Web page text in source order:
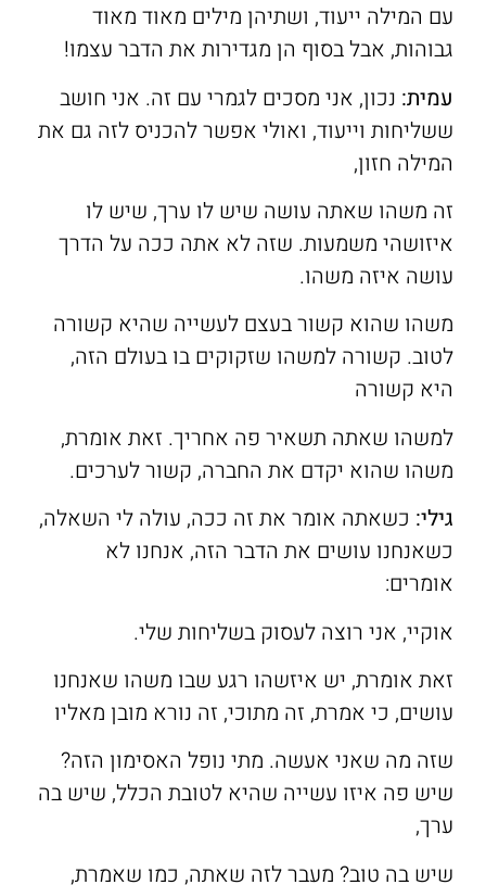
עם המילה ייעוד, ושתיהן מילים מאוד מאוד
גבוהות, אבל בסוף הן מגדירות את הדבר עצמו!
עמית: נכון, אני מסכים לגמרי עם זה. אני חושב
ששליחות וייעוד, ואולי אפשר להכניס לזה גם את
המילה חזון,
זה משהו שאתה עושה שיש לו ערך, שיש לו
איזושהי משמעות. שזה לא אתה ככה על הדרך
עושה איזה משהו.
משהו שהוא קשור בעצם לעשייה שהיא קשורה
לטוב. קשורה למשהו שזקוקים בו בעולם הזה,
היא קשורה
למשהו שאתה תשאיר פה אחריך. זאת אומרת,
משהו שהוא יקדם את החברה, קשור לערכים.
גילי: כשאתה אומר את זה ככה, עולה לי השאלה,
כשאנחנו עושים את הדבר הזה, אנחנו לא
אומרים:
אוקיי, אני רוצה לעסוק בשליחות שלי.
זאת אומרת, יש איזשהו רגע שבו משהו שאנחנו
עושים, כי אמרת, זה מתוכי, זה נורא מובן מאליו
שזה מה שאני אעשה. מתי נופל האסימון הזה?
שיש פה איזו עשייה שהיא לטובת הכלל, שיש בה
ערך,
שיש בה טוב? מעבר לזה שאתה, כמו שאמרת,